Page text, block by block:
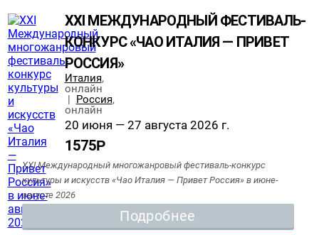
XXI МЕЖДУНАРОДНЫЙ ФЕСТИВАЛЬ-
КОНКУРС «ЧАО ИТАЛИЯ — ПРИВЕТ
РОССИЯ»
Италия,
онлайн
| Россия,
онлайн
20 июня — 27 августа 2026 г.
1575Р
XXI Международный многожанровый фестиваль-конкурс
культуры и искусств «Чао Италия — Привет Россия» в июне-
августе 2026
Подробнее